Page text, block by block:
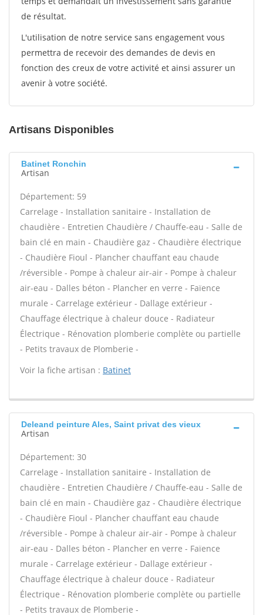
de résultat.
L'utilisation de notre service sans engagement vous
permettra de recevoir des demandes de devis en
fonction des creux de votre activité et ainsi assurer un
avenir à votre société.
Artisans Disponibles
Batinet Ronchin
Artisan
Département: 59
Carrelage - Installation sanitaire - Installation de
chaudière - Entretien Chaudière / Chauffe-eau - Salle de
bain clé en main - Chaudière gaz - Chaudière électrique
- Chaudière Fioul - Plancher chauffant eau chaude
/réversible - Pompe à chaleur air-air - Pompe à chaleur
air-eau - Dalles béton - Plancher en verre - Faïence
murale - Carrelage extérieur - Dallage extérieur -
Chauffage électrique à chaleur douce - Radiateur
Électrique - Rénovation plomberie complète ou partielle
- Petits travaux de Plomberie -
Voir la fiche artisan : Batinet
Deleand peinture Ales, Saint privat des vieux
Artisan
Département: 30
Carrelage - Installation sanitaire - Installation de
chaudière - Entretien Chaudière / Chauffe-eau - Salle de
bain clé en main - Chaudière gaz - Chaudière électrique
- Chaudière Fioul - Plancher chauffant eau chaude
/réversible - Pompe à chaleur air-air - Pompe à chaleur
air-eau - Dalles béton - Plancher en verre - Faïence
murale - Carrelage extérieur - Dallage extérieur -
Chauffage électrique à chaleur douce - Radiateur
Électrique - Rénovation plomberie complète ou partielle
- Petits travaux de Plomberie -